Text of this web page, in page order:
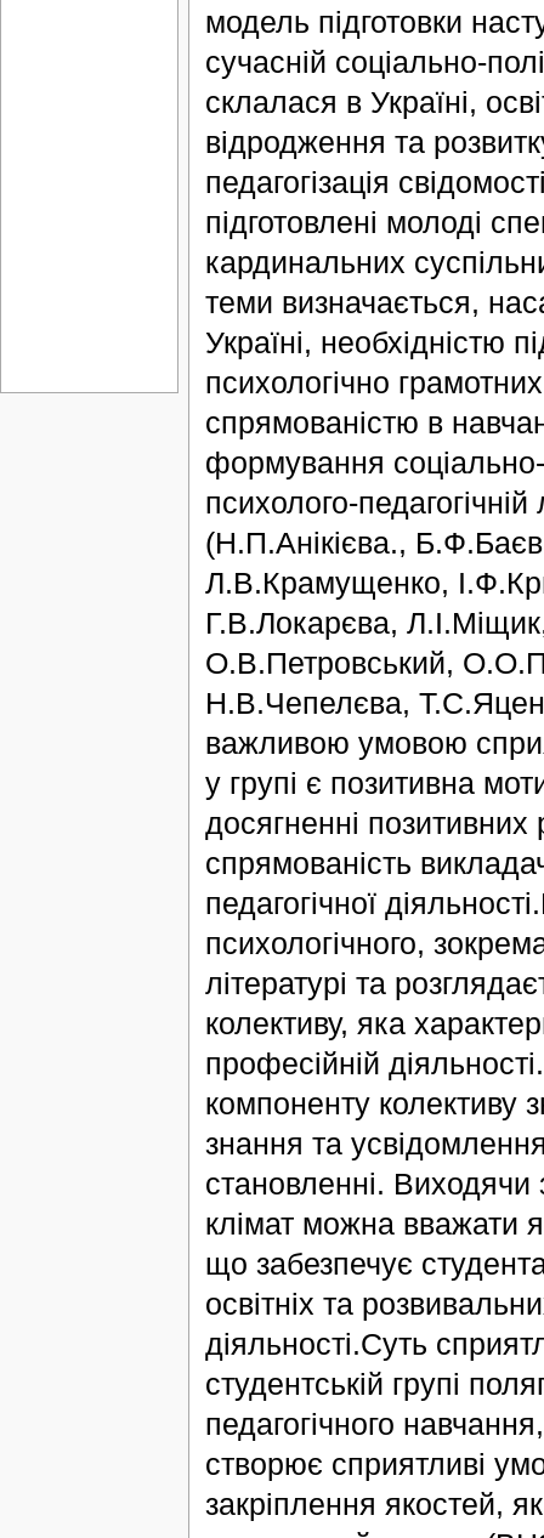
модель підготовки
сучасній соціально-
склалася в Україні,
відродження та
педагогізація
підготовлені молоді
кардинальних
теми визначається,
Україні, необхідністю
психологічно
спрямованістю в
формування соціально-
психолого-
(Н.П.Анікієва.,
Л.В.Крамущенко,
Г.В.Локарєва,
О.В.Петровський,
Н.В.Чепелєва,
важливою умовою
у групі є позитивна
досягненні позитивних
спрямованість
педагогічної
психологічного,
літературі та
колективу, яка
професійній
компоненту колективу
знання та
становленні. Виходячи
клімат можна вважати
що забезпечує
освітніх та
діяльності.Суть
студентській групі
педагогічного
створює сприятливі
закріплення якостей,